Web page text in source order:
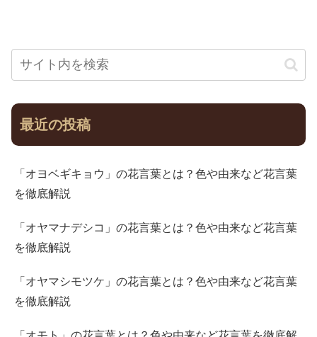
最近の投稿
「オヨベギキョウ」の花言葉とは？色や由来など花言葉
を徹底解説
「オヤマナデシコ」の花言葉とは？色や由来など花言葉
を徹底解説
「オヤマシモツケ」の花言葉とは？色や由来など花言葉
を徹底解説